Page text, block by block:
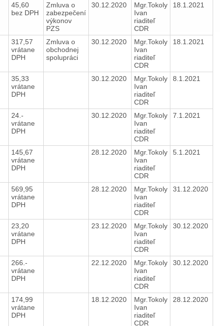
45,60
bez DPH
Zmluva o
zabezpečení
výkonov
PZS
30.12.2020
Mgr.Tokoly
Ivan
riaditeľ
CDR
18.1.2021
317,57
vrátane
DPH
Zmluva o
obchodnej
spolupráci
30.12.2020
Mgr.Tokoly
Ivan
riaditeľ
CDR
18.1.2021
35,33
vrátane
DPH
30.12.2020
Mgr.Tokoly
Ivan
riaditeľ
CDR
8.1.2021
24.-
vrátane
DPH
30.12.2020
Mgr.Tokoly
Ivan
riaditeľ
CDR
7.1.2021
145,67
vrátane
DPH
28.12.2020
Mgr.Tokoly
Ivan
riaditeľ
CDR
5.1.2021
569,95
vrátane
DPH
28.12.2020
Mgr.Tokoly
Ivan
riaditeľ
CDR
31.12.2020
23,20
vrátane
DPH
23.12.2020
Mgr.Tokoly
Ivan
riaditeľ
CDR
30.12.2020
266.-
vrátane
DPH
22.12.2020
Mgr.Tokoly
Ivan
riaditeľ
CDR
30.12.2020
174,99
vrátane
DPH
18.12.2020
Mgr.Tokoly
Ivan
riaditeľ
CDR
28.12.2020